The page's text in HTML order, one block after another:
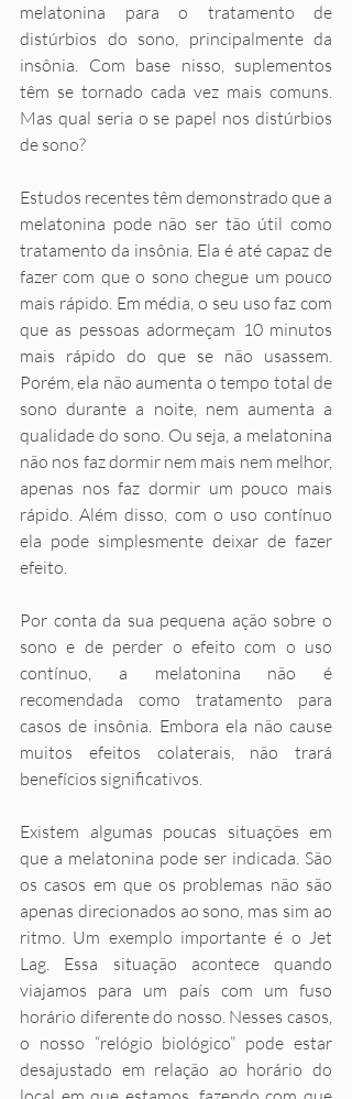
melatonina para o tratamento de
distúrbios do sono, principalmente da
insônia. Com base nisso, suplementos
têm se tornado cada vez mais comuns.
Mas qual seria o se papel nos distúrbios
de sono?
Estudos recentes têm demonstrado que a
melatonina pode não ser tão útil como
tratamento da insônia. Ela é até capaz de
fazer com que o sono chegue um pouco
mais rápido. Em média, o seu uso faz com
que as pessoas adormeçam 10 minutos
mais rápido do que se não usassem.
Porém, ela não aumenta o tempo total de
sono durante a noite, nem aumenta a
qualidade do sono. Ou seja, a melatonina
não nos faz dormir nem mais nem melhor,
apenas nos faz dormir um pouco mais
rápido. Além disso, com o uso contínuo
ela pode simplesmente deixar de fazer
efeito.
Por conta da sua pequena ação sobre o
sono e de perder o efeito com o uso
contínuo, a melatonina não é
recomendada como tratamento para
casos de insônia. Embora ela não cause
muitos efeitos colaterais, não trará
benefícios significativos.
Existem algumas poucas situações em
que a melatonina pode ser indicada. São
os casos em que os problemas não são
apenas direcionados ao sono, mas sim ao
ritmo. Um exemplo importante é o Jet
Lag. Essa situação acontece quando
viajamos para um país com um fuso
horário diferente do nosso. Nesses casos,
o nosso “relógio biológico” pode estar
desajustado em relação ao horário do